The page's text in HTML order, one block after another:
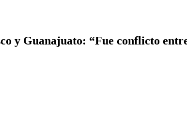
y Guanajuato: “Fue conflicto